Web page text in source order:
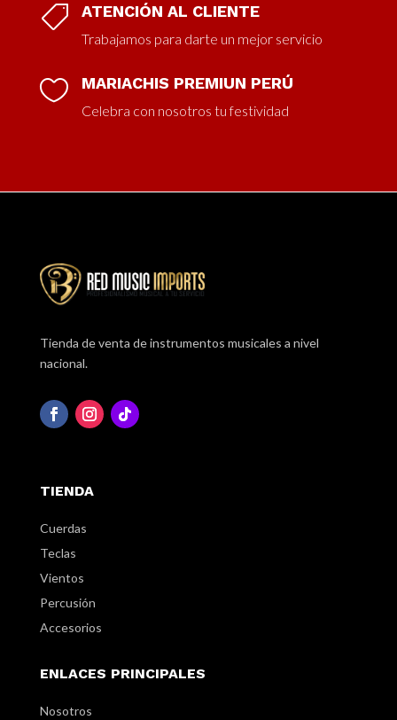
 ATENCIÓN AL CLIENTE
Trabajamos para darte un mejor servicio
 MARIACHIS PREMIUN PERÚ
Celebra con nosotros tu festividad
Tienda de venta de instrumentos musicales a nivel
nacional.
TIENDA
Cuerdas
Teclas
Vientos
Percusión
Accesorios
ENLACES PRINCIPALES
Nosotros